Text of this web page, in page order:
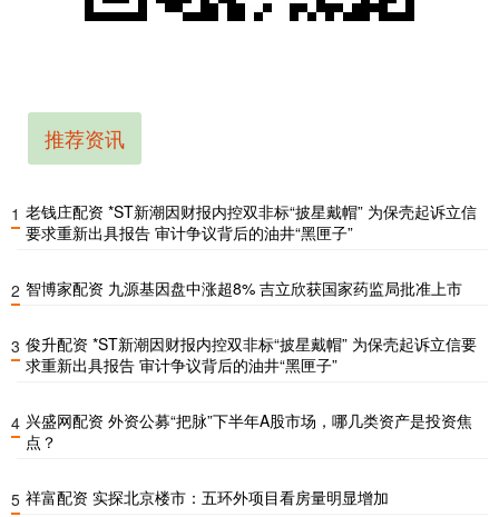
推荐资讯
1 老钱庄配资 *ST新潮因财报内控双非标“披星戴帽” 为保壳起诉立信
要求重新出具报告 审计争议背后的油井“黑匣子”
2 智博家配资 九源基因盘中涨超8% 吉立欣获国家药监局批准上市
3 俊升配资 *ST新潮因财报内控双非标“披星戴帽” 为保壳起诉立信要
求重新出具报告 审计争议背后的油井“黑匣子”
4 兴盛网配资 外资公募“把脉”下半年A股市场，哪几类资产是投资焦
点？
5 祥富配资 实探北京楼市：五环外项目看房量明显增加